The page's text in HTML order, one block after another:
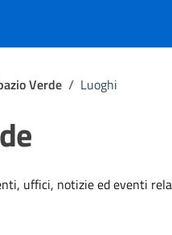
Verde / Luoghi
uffici, notizie ed eventi